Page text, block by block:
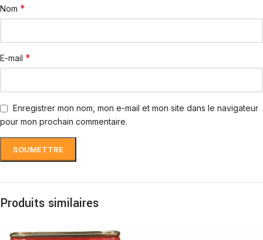
Nom *
E-mail *
Enregistrer mon nom, mon e-mail et mon site dans le navigateur
pour mon prochain commentaire.
Produits similaires